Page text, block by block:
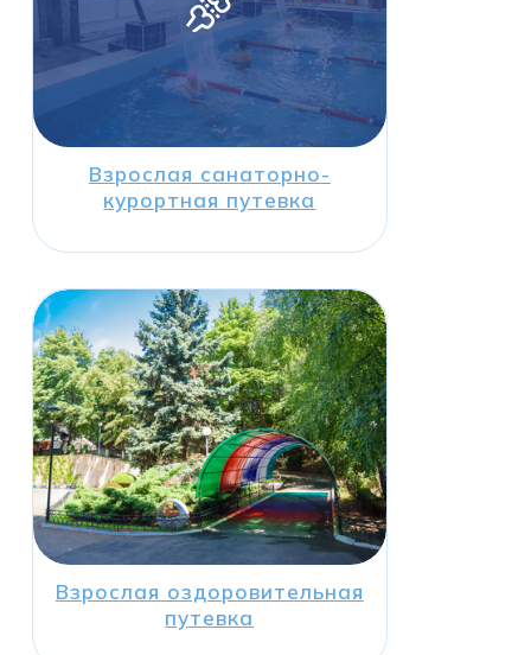
Взрослая санаторно-
курортная путевка
Взрослая оздоровительная
путевка